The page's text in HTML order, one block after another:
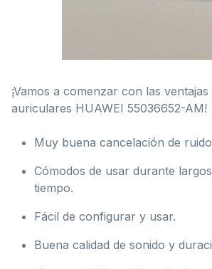
¡Vamos a comenzar con las ventajas
auriculares HUAWEI 55036652-AM!
Muy buena cancelación de
Cómodos de usar durante
tiempo.
Fácil de configurar y usar.
Buena calidad de sonido y